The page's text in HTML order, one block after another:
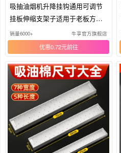
吸抽油烟机升降挂钩通用可调节
挂板伸缩支架子适用于老板方太2
240
销量6000+ 牛享官方旗舰店
优惠0.72元